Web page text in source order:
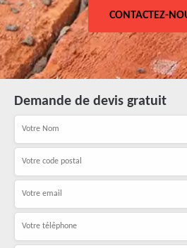
CONTACTEZ-
Demande de devis gratuit